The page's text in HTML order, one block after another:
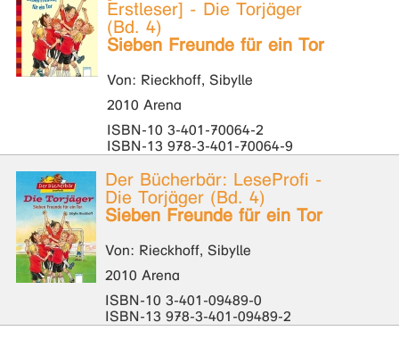
Erstleser] - Die Torjäger
(Bd. 4)
Sieben Freunde für ein Tor
Von: Rieckhoff, Sibylle
2010 Arena
ISBN-10 3-401-70064-2
ISBN-13 978-3-401-70064-9
Der Bücherbär: LeseProfi -
Die Torjäger (Bd. 4)
Sieben Freunde für ein Tor
Von: Rieckhoff, Sibylle
2010 Arena
ISBN-10 3-401-09489-0
ISBN-13 978-3-401-09489-2